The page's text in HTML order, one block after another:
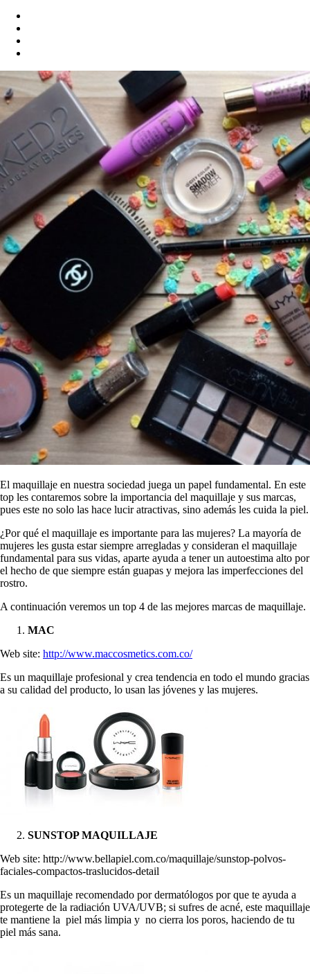
El maquillaje en nuestra sociedad juega un papel fundamental. En este
top les contaremos sobre la importancia del maquillaje y sus marcas,
pues este no solo las hace lucir atractivas, sino además les cuida la piel.
¿Por qué el maquillaje es importante para las mujeres? La mayoría de
mujeres les gusta estar siempre arregladas y consideran el maquillaje
fundamental para sus vidas, aparte ayuda a tener un autoestima alto por
el hecho de que siempre están guapas y mejora las imperfecciones del
rostro.
A continuación veremos un top 4 de las mejores marcas de maquillaje.
MAC
Web site: http://www.maccosmetics.com.co/
Es un maquillaje profesional y crea tendencia en todo el mundo gracias
a su calidad del producto, lo usan las jóvenes y las mujeres.
SUNSTOP MAQUILLAJE
Web site: http://www.bellapiel.com.co/maquillaje/sunstop-polvos-
faciales-compactos-traslucidos-detail
Es un maquillaje recomendado por dermatólogos por que te ayuda a
protegerte de la radiación UVA/UVB; si sufres de acné, este maquillaje
te mantiene la piel más limpia y no cierra los poros, haciendo de tu
piel más sana.